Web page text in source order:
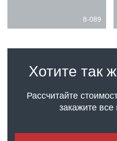
8-089
Хотите так
Рассчитайте
закажите